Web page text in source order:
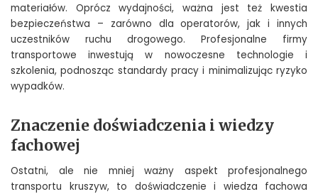
materiałów. Oprócz wydajności, ważna jest też kwestia
bezpieczeństwa – zarówno dla operatorów, jak i innych
uczestników ruchu drogowego. Profesjonalne firmy
transportowe inwestują w nowoczesne technologie i
szkolenia, podnosząc standardy pracy i minimalizując ryzyko
wypadków.
Znaczenie doświadczenia i wiedzy
fachowej
Ostatni, ale nie mniej ważny aspekt profesjonalnego
transportu kruszyw, to doświadczenie i wiedza fachowa